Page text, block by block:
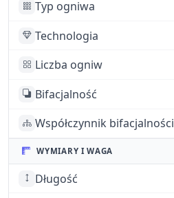
Typ ogniwa
Technologia
Liczba ogniw
Bifacjalność
Współczynnik bifacjalności
WYMIARY I WAGA
Długość